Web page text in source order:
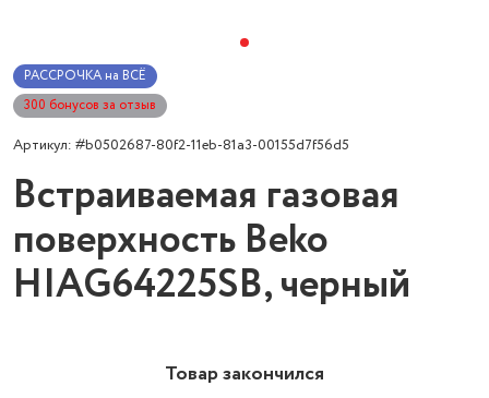
РАССРОЧКА на ВСЁ
300 бонусов за отзыв
Артикул: #b0502687-80f2-11eb-81a3-00155d7f56d5
Встраиваемая газовая
поверхность Beko
HIAG64225SB, черный
Товар закончился